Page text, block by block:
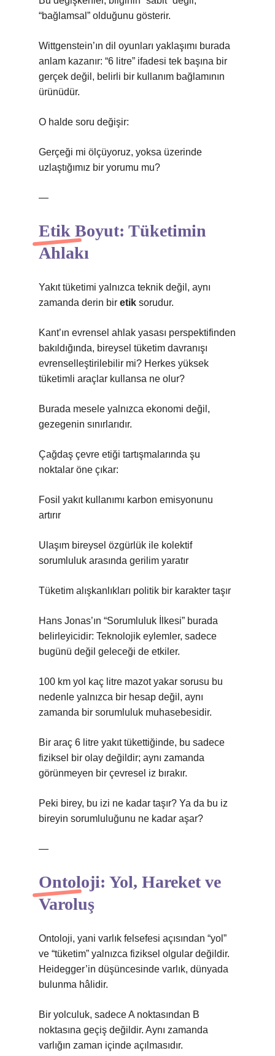
“bağlamsal” olduğunu gösterir.
Wittgenstein’ın dil oyunları yaklaşımı burada
anlam kazanır: “6 litre” ifadesi tek başına bir
gerçek değil, belirli bir kullanım bağlamının
ürünüdür.
O halde soru değişir:
Gerçeği mi ölçüyoruz, yoksa üzerinde
uzlaştığımız bir yorumu mu?
—
Etik Boyut: Tüketimin
Ahlakı
Yakıt tüketimi yalnızca teknik değil, aynı
zamanda derin bir etik sorudur.
Kant’ın evrensel ahlak yasası perspektifinden
bakıldığında, bireysel tüketim davranışı
evrenselleştirilebilir mi? Herkes yüksek
tüketimli araçlar kullansa ne olur?
Burada mesele yalnızca ekonomi değil,
gezegenin sınırlarıdır.
Çağdaş çevre etiği tartışmalarında şu
noktalar öne çıkar:
Fosil yakıt kullanımı karbon emisyonunu
artırır
Ulaşım bireysel özgürlük ile kolektif
sorumluluk arasında gerilim yaratır
Tüketim alışkanlıkları politik bir karakter taşır
Hans Jonas’ın “Sorumluluk İlkesi” burada
belirleyicidir: Teknolojik eylemler, sadece
bugünü değil geleceği de etkiler.
100 km yol kaç litre mazot yakar sorusu bu
nedenle yalnızca bir hesap değil, aynı
zamanda bir sorumluluk muhasebesidir.
Bir araç 6 litre yakıt tükettiğinde, bu sadece
fiziksel bir olay değildir; aynı zamanda
görünmeyen bir çevresel iz bırakır.
Peki birey, bu izi ne kadar taşır? Ya da bu iz
bireyin sorumluluğunu ne kadar aşar?
—
Ontoloji: Yol, Hareket ve
Varoluş
Ontoloji, yani varlık felsefesi açısından “yol”
ve “tüketim” yalnızca fiziksel olgular değildir.
Heidegger’in düşüncesinde varlık, dünyada
bulunma hâlidir.
Bir yolculuk, sadece A noktasından B
noktasına geçiş değildir. Aynı zamanda
varlığın zaman içinde açılmasıdır.